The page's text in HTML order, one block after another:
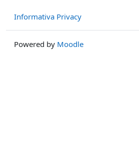
Informativa Privacy
Powered by Moodle